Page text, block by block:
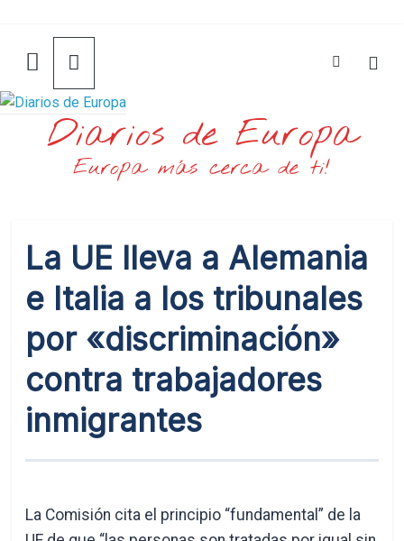
contenido
Diarios de Europa
Europa más cerca de ti!
La UE lleva a Alemania
e Italia a los tribunales
por «discriminación»
contra trabajadores
inmigrantes
La Comisión cita el principio “fundamental” de la